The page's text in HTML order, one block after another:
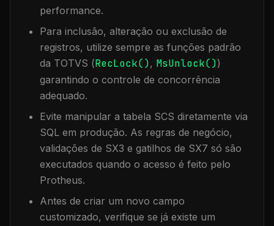
performance.
Para inclusão, alteração ou exclusão de
registros, utilize sempre as funções padrão
da TOTVS (RecLock(), MsUnlock())
garantindo o controle de concorrência
adequado.
Evite manipular a tabela SCS diretamente via
SQL em produção. As regras de negócio,
validações de SX3 e gatilhos de SX7 só são
executados quando o acesso é feito pelo
Protheus.
Antes de criar um novo campo
customizado, verifique se já existe um